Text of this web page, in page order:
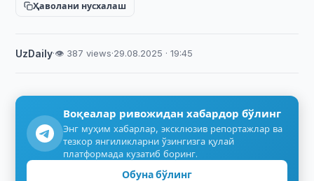
Ҳаволани нусхалаш
UzDaily·👁 387 views·29.08.2025 · 19:45
Воқеалар ривожидан хабардор бўлинг
Энг муҳим хабарлар, эксклюзив репортажлар ва
тезкор янгиликларни ўзингизга қулай
платформада кузатиб боринг.
Обуна бўлинг